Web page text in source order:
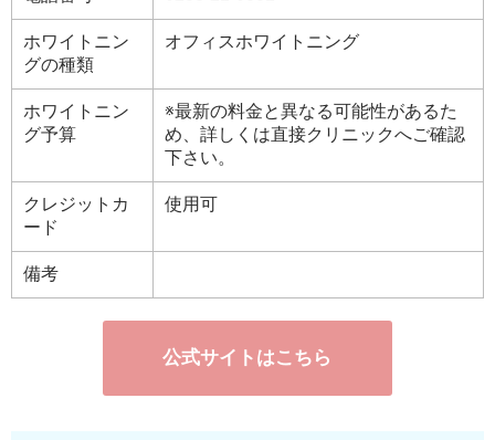
ホワイトニン
グの種類
オフィスホワイトニング
ホワイトニン
グ予算
※最新の料金と異なる可能性があるた
め、詳しくは直接クリニックへご確認
下さい。
クレジットカ
ード
使用可
備考
公式サイトはこちら